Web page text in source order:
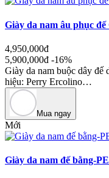
Giày da nam âu phục đế
4,950,000đ
5,900,000đ -16%
Giày da nam buộc dây đế
hiệu: Perry Ercolino…
Mua ngay
Mới
Giày da nam đế bằng-